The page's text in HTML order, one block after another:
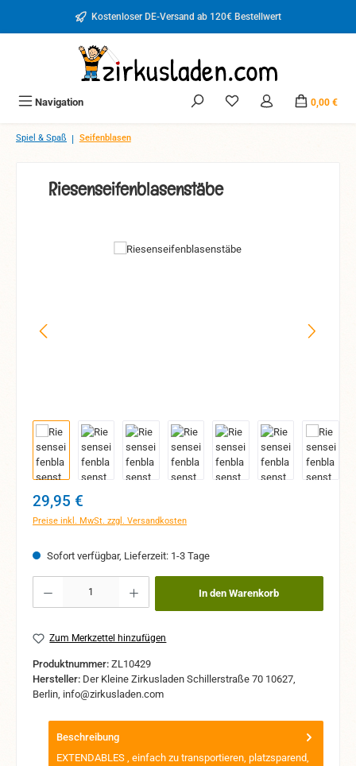
Zum Hauptinhalt springenKostenloser DE-Versand ab 120€ Bestellwert
Navigation Du hast 0 Produkte auf
0,00 €
Spiel & Spaß | Seifenblasen
Riesenseifenblasenstäbe
Bildergalerie überspringen
Regulärer Preis:
29,95 €
Preise inkl. MwSt. zzgl. Versandkosten
Sofort verfügbar, Lieferzeit: 1-3 Tage
Produkt Anzahl: Gib den gewünschten Wert ein oder benutze die Schaltflächen
In den Warenkorb
Zum Merkzettel hinzufügen
Produktnummer: ZL10429
Hersteller: Der Kleine Zirkusladen Schillerstraße 70 10627,
Berlin, info@zirkusladen.com
Beschreibung
EXTENDABLES , einfach zu transportieren, platzsparend,